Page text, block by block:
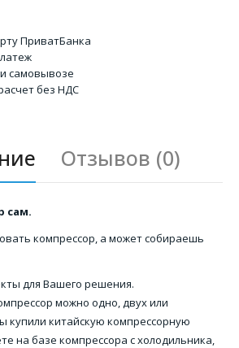
ПриватБанка
самовывозе
без НДС
Отзывов (0)
сам.
компрессор, а может собираешь
для Вашего решения.
можно одно, двух или
купили китайскую компрессорную
на базе компрессора с холодильника,